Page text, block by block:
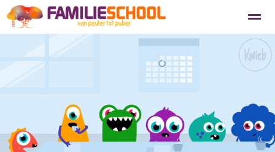
Tevredenheidsenquête